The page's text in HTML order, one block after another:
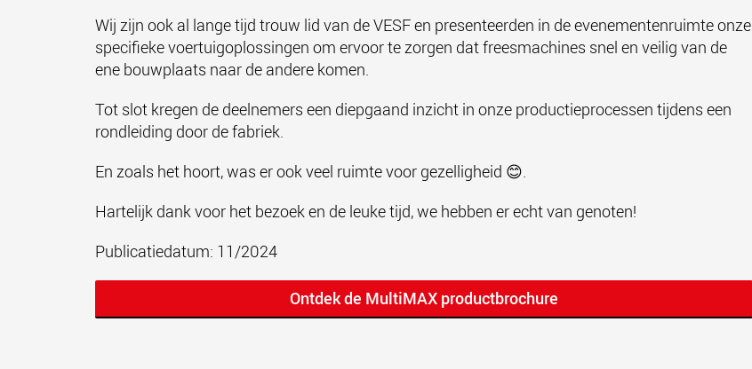
Wij zijn ook al lange tijd trouw lid van de VESF en presenteerden in de evenementenruimte onze
specifieke voertuigoplossingen om ervoor te zorgen dat freesmachines snel en veilig van de
ene bouwplaats naar de andere komen.
Tot slot kregen de deelnemers een diepgaand inzicht in onze productieprocessen tijdens een
rondleiding door de fabriek.
En zoals het hoort, was er ook veel ruimte voor gezelligheid 😊.
Hartelijk dank voor het bezoek en de leuke tijd, we hebben er echt van genoten!
Publicatiedatum: 11/2024
Ontdek de MultiMAX productbrochure